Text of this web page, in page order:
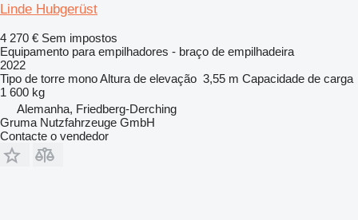
Linde Hubgerüst
4 270 € Sem impostos
Equipamento para empilhadores - braço de empilhadeira
2022
Tipo de torre monoAltura de elevação 3,55 m Capacidade de carga
1 600 kg
Alemanha, Friedberg-Derching
Gruma Nutzfahrzeuge GmbH
Contacte o vendedor